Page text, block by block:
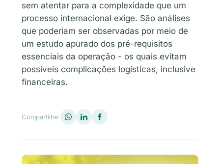
sem atentar para a complexidade que um
processo internacional exige. São análises
que poderiam ser observadas por meio de
um estudo apurado dos pré-requisitos
essenciais da operação - os quais evitam
possíveis complicações logísticas, inclusive
financeiras.
Compartilhe